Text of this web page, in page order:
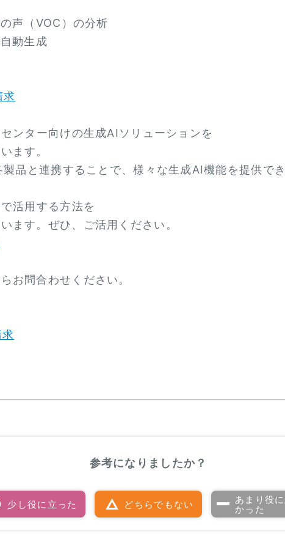
声（VOC）の分析
動生成
求
ンター向けの生成AIソリューションを
ます。
品と連携することで、様々な生成AI機能を提供で
活用する方法を
ます。ぜひ、ご活用ください。
お問合わせください。
参考になりましたか？
少し役に立った どちらでもない
あまり役
かった